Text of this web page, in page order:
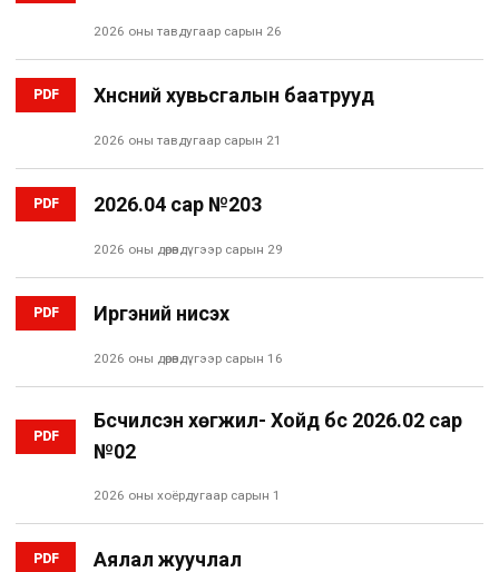
2026 оны тавдугаар сарын 26
PDF Хүнсний хувьсгалын баатрууд
2026 оны тавдугаар сарын 21
PDF 2026.04 сар №203
2026 оны дөрөвдүгээр сарын 29
PDF Иргэний нисэх
2026 оны дөрөвдүгээр сарын 16
PDF
Бүсчилсэн хөгжил- Хойд бүс 2026.02 сар
№02
2026 оны хоёрдугаар сарын 1
PDF Аялал жуучлал